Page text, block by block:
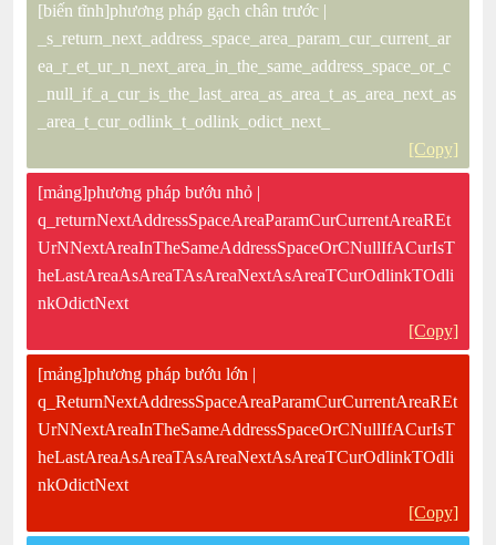
[biến tĩnh]phương pháp gạch chân trước |
_s_return_next_address_space_area_param_cur_current_ar
ea_r_et_ur_n_next_area_in_the_same_address_space_or_c
_null_if_a_cur_is_the_last_area_as_area_t_as_area_next_as
_area_t_cur_odlink_t_odlink_odict_next_
[Copy]
[mảng]phương pháp bướu nhỏ |
q_returnNextAddressSpaceAreaParamCurCurrentAreaREt
UrNNextAreaInTheSameAddressSpaceOrCNullIfACurIsT
heLastAreaAsAreaTAsAreaNextAsAreaTCurOdlinkTOdli
nkOdictNext
[Copy]
[mảng]phương pháp bướu lớn |
q_ReturnNextAddressSpaceAreaParamCurCurrentAreaREt
UrNNextAreaInTheSameAddressSpaceOrCNullIfACurIsT
heLastAreaAsAreaTAsAreaNextAsAreaTCurOdlinkTOdli
nkOdictNext
[Copy]